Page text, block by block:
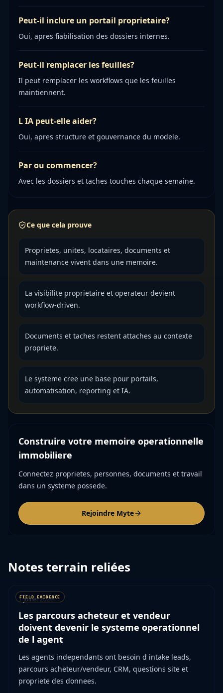
Peut-il inclure un portail proprietaire?
Oui, apres fiabilisation des dossiers internes.
Peut-il remplacer les feuilles?
Il peut remplacer les workflows que les feuilles
maintiennent.
L IA peut-elle aider?
Oui, apres structure et gouvernance du modele.
Par ou commencer?
Avec les dossiers et taches touches chaque semaine.
Ce que cela prouve
Proprietes, unites, locataires, documents et
maintenance vivent dans une memoire.
La visibilite proprietaire et operateur devient
workflow-driven.
Documents et taches restent attaches au contexte
propriete.
Le systeme cree une base pour portails,
automatisation, reporting et IA.
Construire votre memoire operationnelle
immobiliere
Connectez proprietes, personnes, documents et travail
dans un systeme possede.
Rejoindre Myte
Notes terrain reliées
1 juillet 2026
Les parcours acheteur et vendeur
doivent devenir le systeme operationnel
de l agent
Les agents independants ont besoin d intake leads,
parcours acheteur/vendeur, CRM, questions site et
propriete des donnees.